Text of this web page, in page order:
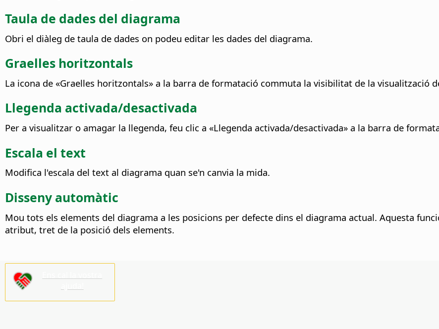
Taula de dades del diagrama
Obri el diàleg de taula de dades on podeu editar les dades del diagrama.
Graelles horitzontals
La icona de «Graelles horitzontals» a la barra de formatació commuta la visibilitat de la visualització
Llegenda activada/desactivada
Per a visualitzar o amagar la llegenda, feu clic a «Llegenda activada/desactivada» a la barra de
Escala el text
Modifica l'escala del text al diagrama quan se'n canvia la mida.
Disseny automàtic
Mou tots els elements del diagrama a les posicions per defecte dins el diagrama actual. Aquesta
atribut, tret de la posició dels elements.